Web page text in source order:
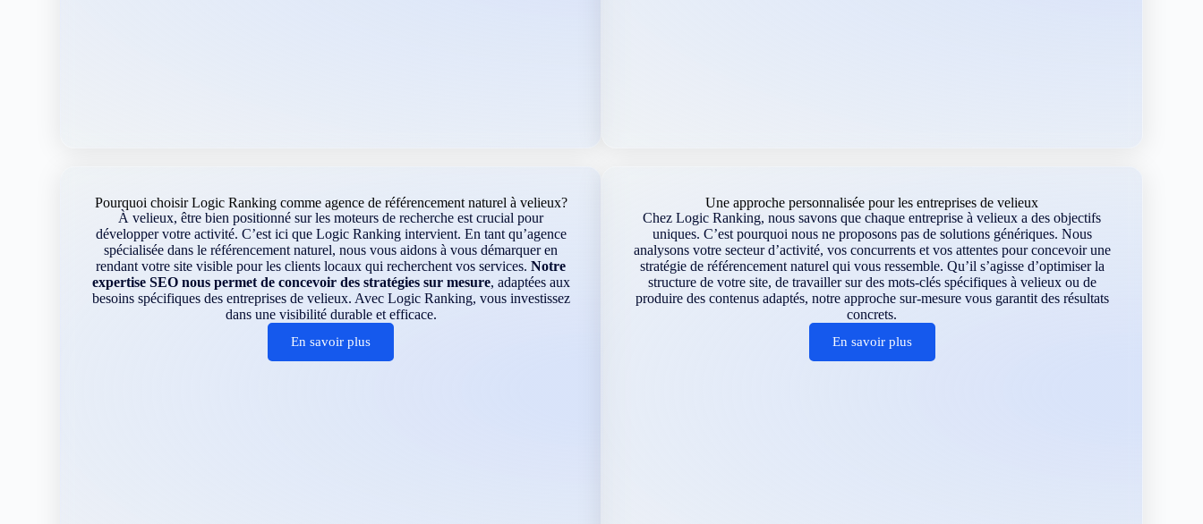
Pourquoi choisir Logic Ranking comme agence de référencement naturel à velieux?
À velieux, être bien positionné sur les moteurs de recherche est crucial pour
développer votre activité. C’est ici que Logic Ranking intervient. En tant qu’agence
spécialisée dans le référencement naturel, nous vous aidons à vous démarquer en
rendant votre site visible pour les clients locaux qui recherchent vos services.Notre
expertise SEO nous permet de concevoir des stratégies sur mesure, adaptées aux
besoins spécifiques des entreprises de velieux. Avec Logic Ranking, vous investissez
dans une visibilité durable et efficace.
En savoir plus
Une approche personnalisée pour les entreprises de velieux
Chez Logic Ranking, nous savons que chaque entreprise à velieux a des objectifs
uniques. C’est pourquoi nous ne proposons pas de solutions génériques. Nous
analysons votre secteur d’activité, vos concurrents et vos attentes pour concevoir une
stratégie de référencement naturel qui vous ressemble. Qu’il s’agisse d’optimiser la
structure de votre site, de travailler sur des mots-clés spécifiques à velieux ou de
produire des contenus adaptés, notre approche sur-mesure vous garantit des résultats
concrets.
En savoir plus